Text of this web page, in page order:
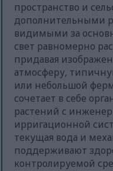
пространство и
дополнительными
видимыми за
свет равномерно
придавая
атмосферу,
или небольшой
сочетает в себе
растений с
ирригационной
текущая вода и
поддерживают
контролируемой